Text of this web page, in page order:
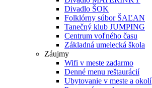
Divadlo ŠOK
Folklórny súbor ŠAĽAN
Tanečný klub JUMPING
Centrum voľného času
Základná umelecká škola
Záujmy
Wifi v meste zadarmo
Denné menu reštaurácií
Ubytovanie v meste a okolí